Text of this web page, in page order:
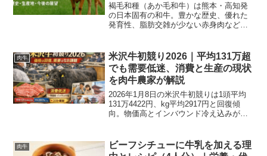
褐毛和種（あか毛和牛）は熊本・高知発
の日本固有の和牛。豊かな歴史、優れた
発育性、脂肪交雑が少ない赤身肉などそ
肉牛
米沢牛初競り2026｜平均131万超
でも需要低迷、消費と生産の現状
を肉牛農家が解説
2026年1月8日の米沢牛初競りは1頭平均
131万4422円、kg平均2917円と回復傾
向。物価高とインバウンド冷え込みが需
肉牛
ビーフシチューに牛乳を加える理